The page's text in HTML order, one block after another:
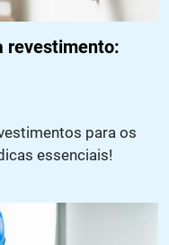
revestimento:
para os
essenciais!
vantagens e como